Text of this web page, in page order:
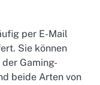
per E-Mail
Sie können
Gaming-
beide Arten von